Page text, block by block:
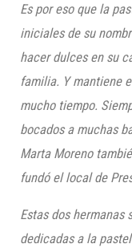
Es por eso que la
iniciales de su
hacer dulces en su
familia. Y mantiene
mucho tiempo.
bocados a muchas
Marta Moreno
fundó el local de
Estas dos hermanas
dedicadas a la